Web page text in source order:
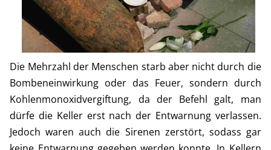
Die Mehrzahl der Menschen starb aber nicht durch die
Bombeneinwirkung oder das Feuer, sondern durch
Kohlenmonoxidvergiftung, da der Befehl galt, man
dürfe die Keller erst nach der Entwarnung verlassen.
Jedoch waren auch die Sirenen zerstört, sodass gar